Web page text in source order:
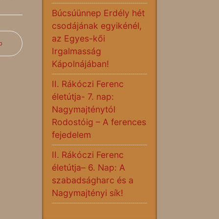
Búcsúünnep Erdély hét
csodájának egyikénél,
az Egyes-kői
Irgalmasság
Kápolnájában!
II. Rákóczi Ferenc
életútja- 7. nap:
Nagymajténytól
Rodostóig – A ferences
fejedelem
II. Rákóczi Ferenc
életútja– 6. Nap: A
szabadságharc és a
Nagymajtényi sík!